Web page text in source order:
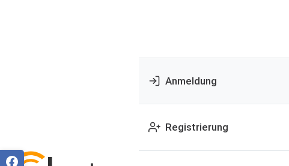
Anmeldung
Registrierung